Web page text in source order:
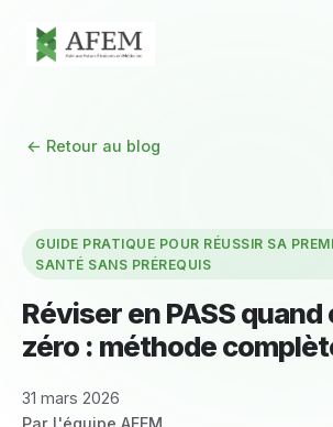
← Retour au blog
GUIDE PRATIQUE POUR RÉUSSIR SA
SANTÉ SANS PRÉREQUIS
Réviser en PASS
zéro : méthode
31 mars 2026
Par l'équipe AFEM